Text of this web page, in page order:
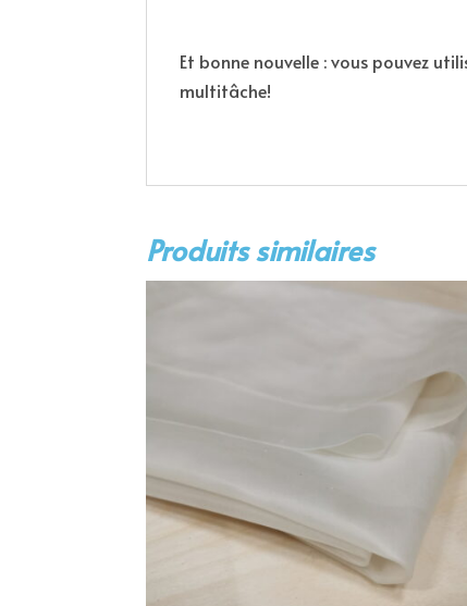
Et bonne nouvelle : vous pouvez
multitâche!
Produits similaires